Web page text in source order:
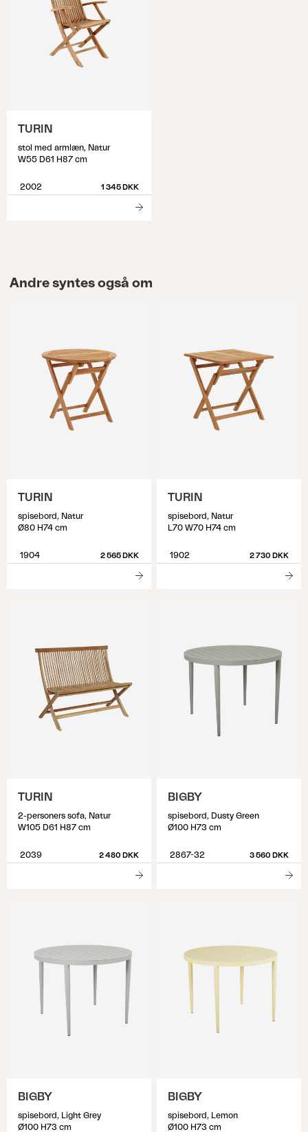
TURIN
stol med armlæn, Natur
W55 D61 H87 cm
2002 1 345 DKK
Andre syntes også om
TURIN
spisebord, Natur
Ø80 H74 cm
1904 2 565 DKK
TURIN
spisebord, Natur
L70 W70 H74 cm
1902 2 730 DKK
TURIN
2-personers sofa, Natur
W105 D61 H87 cm
2039 2 480 DKK
BIGBY
spisebord, Dusty Green
Ø100 H73 cm
2867-32 3 560 DKK
BIGBY
spisebord, Light Grey
Ø100 H73 cm
BIGBY
spisebord, Lemon
Ø100 H73 cm